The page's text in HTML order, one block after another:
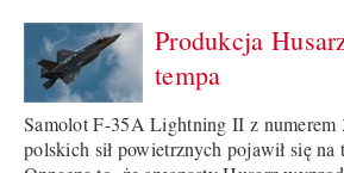
Produkcja
tempa
Samolot F-35A Lightning II z numerem
polskich sił powietrznych pojawił się na